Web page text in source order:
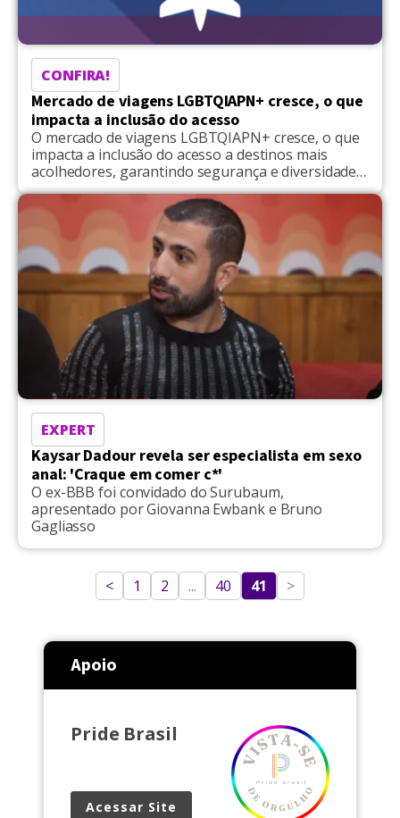
CONFIRA!
Mercado de viagens LGBTQIAPN+ cresce, o que
impacta a inclusão do acesso
O mercado de viagens LGBTQIAPN+ cresce, o que
impacta a inclusão do acesso a destinos mais
acolhedores, garantindo segurança e diversidade
nas experiências
EXPERT
Kaysar Dadour revela ser especialista em sexo
anal: 'Craque em comer c*'
O ex-BBB foi convidado do Surubaum,
apresentado por Giovanna Ewbank e Bruno
Gagliasso
< 1 2 ... 40 41 >
Apoio
Pride Brasil
Acessar Site